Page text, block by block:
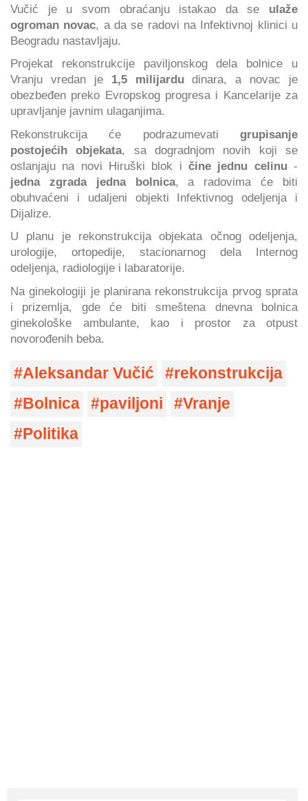
Vučić je u svom obraćanju istakao da se ulaže
ogroman novac, a da se radovi na Infektivnoj klinici u
Beogradu nastavljaju.
Projekat rekonstrukcije paviljonskog dela bolnice u
Vranju vredan je 1,5 milijardudinara, a novac je
obezbeđen preko Evropskog progresa i Kancelarije za
upravljanje javnim ulaganjima.
Rekonstrukcija će podrazumevati grupisanje
postojećih objekata, sa dogradnjom novih koji se
oslanjaju na novi Hiruški blok i čine jednu celinu-
jedna zgrada jedna bolnica, a radovima će biti
obuhvaćeni i udaljeni objekti Infektivnog odeljenja i
Dijalize.
U planu je rekonstrukcija objekata očnog odeljenja,
urologije, ortopedije, stacionarnog dela Internog
odeljenja, radiologije i labaratorije.
Na ginekologiji je planirana rekonstrukcija prvog sprata
i prizemlja, gde će biti smeštena dnevna bolnica
ginekološke ambulante, kao i prostor za otpust
novorođenih beba.
Aleksandar Vučić
rekonstrukcija
Bolnica
paviljoni
Vranje
Politika